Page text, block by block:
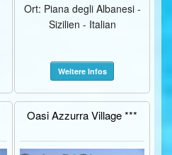
Ort: Piana degli Albanesi -
Sizilien - Italian
Weitere Infos
Oasi Azzurra Village ***